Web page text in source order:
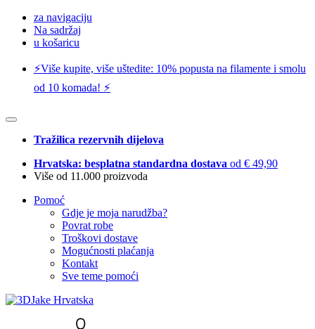
za navigaciju
Na sadržaj
u košaricu
⚡️Više kupite, više uštedite: 10% popusta na filamente i smolu
od 10 komada! ⚡️
Tražilica rezervnih dijelova
Hrvatska: besplatna standardna dostava od € 49,90
Više od 11.000 proizvoda
Pomoć
Gdje je moja narudžba?
Povrat robe
Troškovi dostave
Mogućnosti plaćanja
Kontakt
Sve teme pomoći